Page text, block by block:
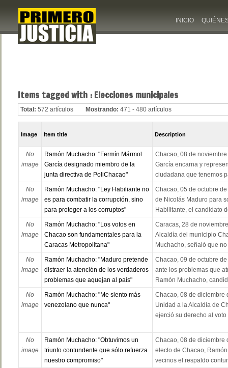
INICIO
Items tagged with : Elecciones municipales
Total: 572 artículos Mostrando: 471 - 480 artículos
Image Item title Description
No
image
Ramón Muchacho: "Fermín Mármol
García designado miembro de la
junta directiva de PoliChacao"
Chacao, 08 de
García encarna y
ciudadana que tenemos
No
image
Ramón Muchacho: "Ley Habiliante no
es para combatir la corrupción, sino
para proteger a los corruptos"
Chacao, 05 de octubre
de Nicolás Maduro para
Habilitante, el candidato
No
image
Ramón Muchacho: "Los votos en
Chacao son fundamentales para la
Caracas Metropolitana"
Caracas, 28 de
Alcaldía del municipio
Muchacho, señaló que
No
image
Ramón Muchacho: "Maduro pretende
distraer la atención de los verdaderos
problemas que aquejan al país"
Chacao, 09 de octubre
ante los problemas que
Ramón Muchacho,
No
image
Ramón Muchacho: "Me siento más
venezolano que nunca"
Chacao, 08 de diciembre
Unidad a la Alcaldía de
ejerció su derecho al
No
image
Ramón Muchacho: "Obtuvimos un
triunfo contundente que sólo refuerza
nuestro compromiso"
Chacao, 08 de diciembre
electo de Chacao,
vecinos el respaldo